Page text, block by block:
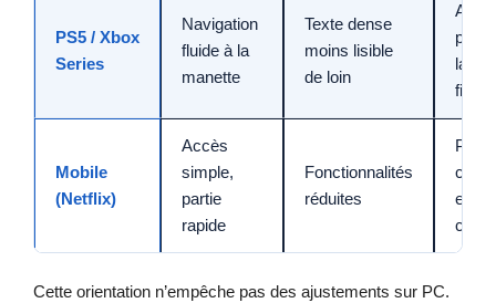
PS5 / Xbox
Series
Navigation
fluide à la
manette
Texte dense
moins lisible
de loin
police
large
filtres
Mobile
(Netflix)
Accès
simple,
partie
rapide
Fonctionnalités
réduites
et
Cette orientation n’empêche pas des ajustements sur PC.